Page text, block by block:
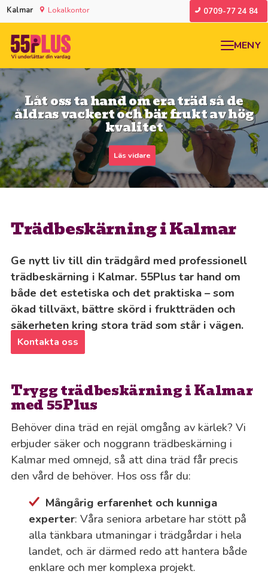
Kalmar Lokalkontor 0709-77 24 84
MENY
Låt oss ta hand om era träd så de
åldras vackert och bär frukt av hög
kvalitet
Läs vidare
Trädbeskärning i Kalmar
Ge nytt liv till din trädgård med professionell
trädbeskärning i Kalmar. 55Plus tar hand om
både det estetiska och det praktiska – som
ökad tillväxt, bättre skörd i fruktträden och
säkerheten kring stora träd som står i vägen.
Kontakta oss
Trygg trädbeskärning i Kalmar
med 55Plus
Behöver dina träd en rejäl omgång av kärlek? Vi
erbjuder säker och noggrann trädbeskärning i
Kalmar med omnejd, så att dina träd får precis
den vård de behöver. Hos oss får du:
Mångårig erfarenhet och kunniga
experter: Våra seniora arbetare har stött på
alla tänkbara utmaningar i trädgårdar i hela
landet, och är därmed redo att hantera både
enklare och mer komplexa projekt.